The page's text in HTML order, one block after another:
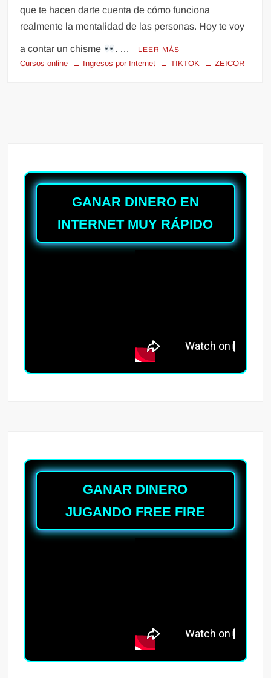
que te hacen darte cuenta de cómo funciona
realmente la mentalidad de las personas. Hoy te voy
a contar un chisme . … LEER MÁS
Cursos online Ingresos por Internet TIKTOK ZEICOR
GANAR DINERO EN
INTERNET MUY RÁPIDO
GANAR DINERO
JUGANDO FREE FIRE